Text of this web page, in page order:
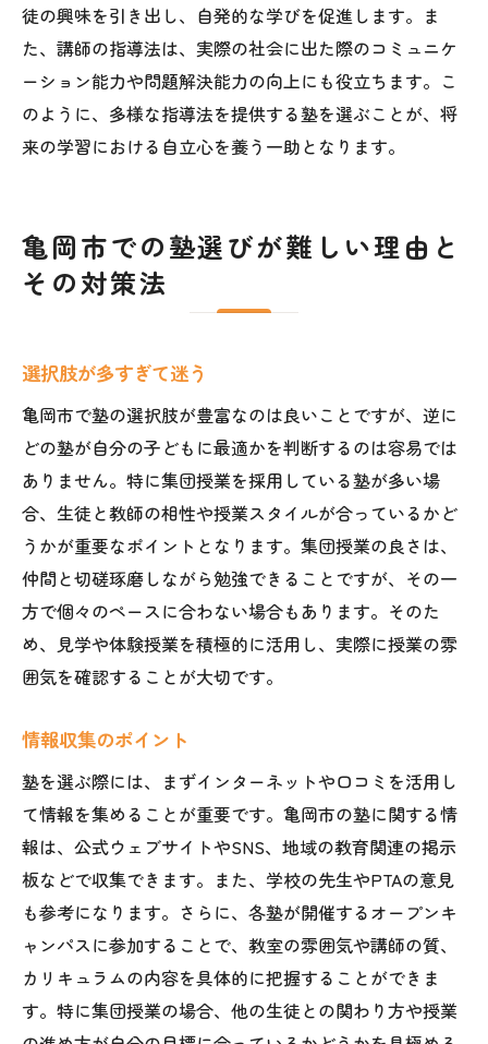
徒の興味を引き出し、自発的な学びを促進します。ま
た、講師の指導法は、実際の社会に出た際のコミュニケ
ーション能力や問題解決能力の向上にも役立ちます。こ
のように、多様な指導法を提供する塾を選ぶことが、将
来の学習における自立心を養う一助となります。
亀岡市での塾選びが難しい理由と
その対策法
選択肢が多すぎて迷う
亀岡市で塾の選択肢が豊富なのは良いことですが、逆に
どの塾が自分の子どもに最適かを判断するのは容易では
ありません。特に集団授業を採用している塾が多い場
合、生徒と教師の相性や授業スタイルが合っているかど
うかが重要なポイントとなります。集団授業の良さは、
仲間と切磋琢磨しながら勉強できることですが、その一
方で個々のペースに合わない場合もあります。そのた
め、見学や体験授業を積極的に活用し、実際に授業の雰
囲気を確認することが大切です。
情報収集のポイント
塾を選ぶ際には、まずインターネットや口コミを活用し
て情報を集めることが重要です。亀岡市の塾に関する情
報は、公式ウェブサイトやSNS、地域の教育関連の掲示
板などで収集できます。また、学校の先生やPTAの意見
も参考になります。さらに、各塾が開催するオープンキ
ャンパスに参加することで、教室の雰囲気や講師の質、
カリキュラムの内容を具体的に把握することができま
す。特に集団授業の場合、他の生徒との関わり方や授業